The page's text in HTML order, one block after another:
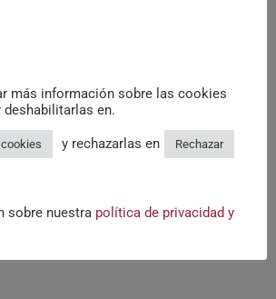
y ajetes
16€
(secreto, pluma y costillas)
16€
más información sobre las cookies
en.
y rechazarlas en Rechazar
sobre nuestra política de privacidad y